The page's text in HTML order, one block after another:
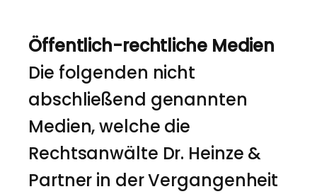
Öffentlich-rechtliche Medien
Die folgenden nicht
abschließend genannten
Medien, welche die
Rechtsanwälte Dr. Heinze &
Partner in der Vergangenheit